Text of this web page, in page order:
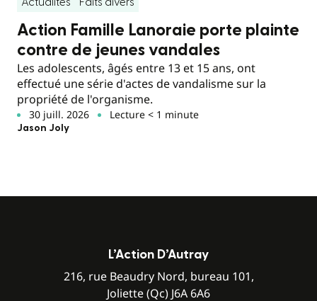
Actualités Faits divers
Action Famille Lanoraie porte plainte
contre de jeunes vandales
Les adolescents, âgés entre 13 et 15 ans, ont
effectué une série d'actes de vandalisme sur la
propriété de l'organisme.
30 juill. 2026 Lecture < 1 minute
Jason Joly
L’Action D’Autray
216, rue Beaudry Nord, bureau 101,
Joliette (Qc) J6A 6A6